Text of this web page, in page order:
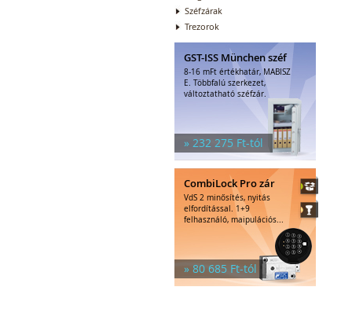
Széfzárak
Trezorok
GST-ISS München széf
8-16 mFt értékhatár, MABISZ
E. Többfalú szerkezet,
változtatható széfzár.
» 232 275 Ft-tól
CombiLock Pro zár
VdS 2 minősítés, nyitás
elfordítással. 1+9
felhasználó, maipulációs...
» 80 685 Ft-tól